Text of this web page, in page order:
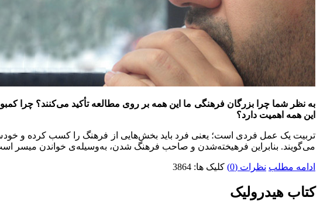
به نظر شما چرا بزرگان فرهنگی ما این همه بر روی مطالعه تأکید می‌کنند؟
این همه اهمیت دارد؟
تربیت یک عمل فردی است؛ یعنی فرد باید بخش‌هایی از فرهنگ را کسب کرده و خودش
می‌گویند. بنابراین فرهیخته‌شدن و صاحب فرهنگ شدن، به‌وسیله‌ی خواندن میسر
ادامه مطلب نظرات (0) کلیک ها: 3864
کتاب هیدرولیک